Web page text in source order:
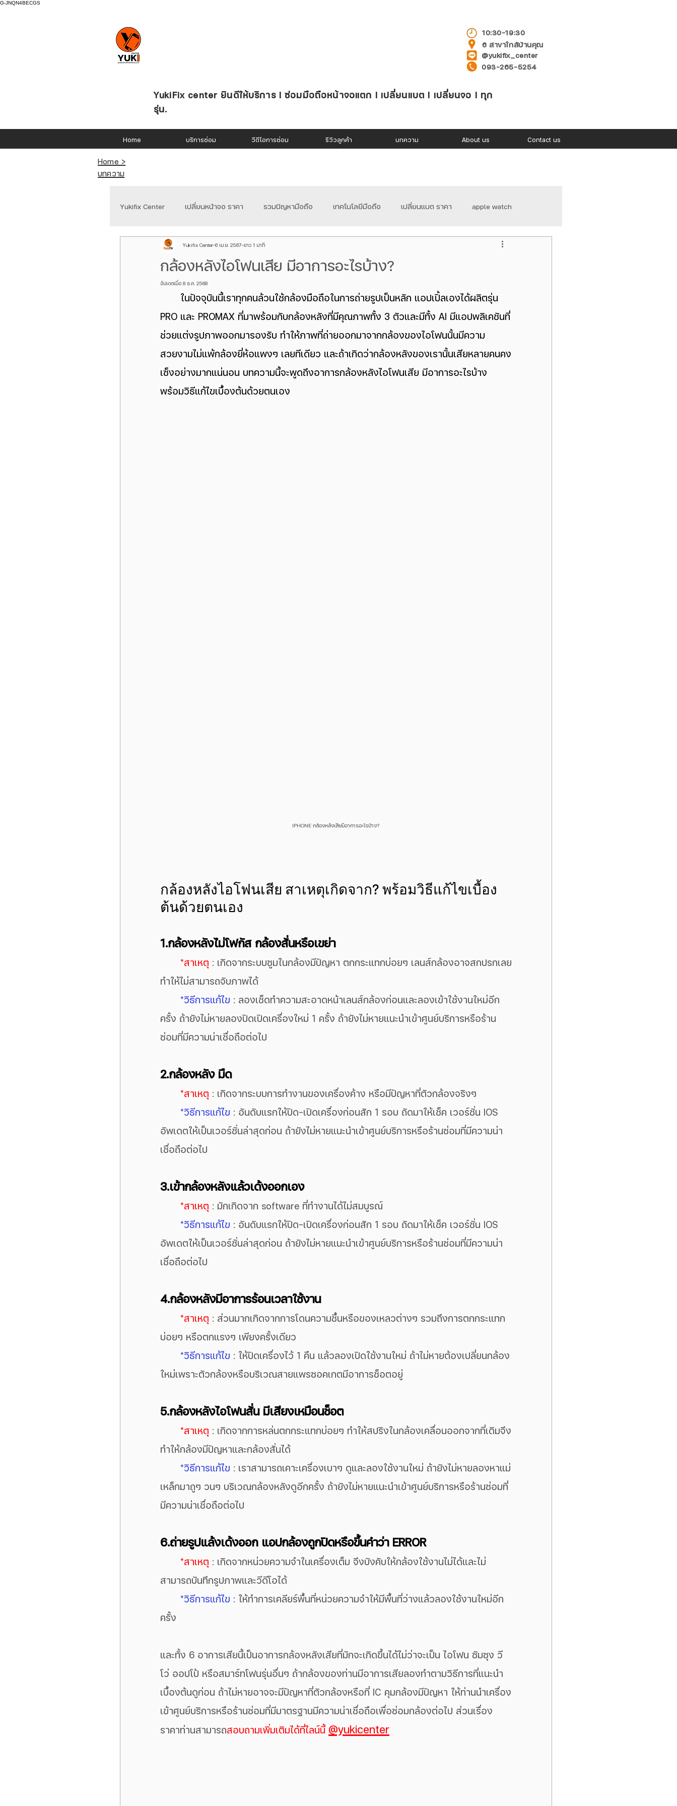
G-JNQN4BECGS
10:30-19:30
6 สาขาใกล้บ้านคุณ
@yukifix_center
093-265-5254
YukiFix center ยินดีให้บริการ l ซ่อมมือถือหน้าจอแตก l เปลี่ยนแบต l เปลี่ยนจอ l ทุก
รุ่น.
Home >
บทความ
Yukifix Center เปลี่ยนหน้าจอ ราคา รวมปัญหามือถือ เทคโนโลยีมือถือ เปลี่ยนแบต ราคา apple watch
Galaxy Z Flip ROG Phone Red Magic
เลนส์กล้องหลัง iPhone
Samsung S Serirs กล้อง iPhone ซ่อม iphone ชาร์จไม่เข้า Macbook OnePlus
กล้องหลังไอโฟนเสีย มีอาการอะไรบ้าง?
Yukifix Center 6 เม.ย. 2567 ยาว 1 นาที
อัปเดตเมื่อ 8 ธ.ค. 2568
ในปัจจุบันนี้เราทุกคนล้วนใช้กล้องมือถือในการถ่ายรูปเป็นหลัก แอปเปิ้ลเองได้ผลิตรุ่น
PRO และ PROMAX ที่มาพร้อมกับกล้องหลังที่มีคุณภาพทั้ง 3 ตัวและมีทั้ง AI มีแอปพลิเคชันที่
ช่วยแต่งรูปภาพออกมารองรับ ทำให้ภาพที่ถ่ายออกมาจากกล้องของไอโฟนนั้นมีความ
สวยงามไม่แพ้กล้องยี่ห้อแพงๆ เลยทีเดียว และถ้าเกิดว่ากล้องหลังของเรานั้นเสียหลายคนคง
เซ็งอย่างมากแน่นอน บทความนี้จะพูดถึงอาการกล้องหลังไอโฟนเสีย มีอาการอะไรบ้าง
พร้อมวิธีแก้ไขเบื้องต้นด้วยตนเอง
IPHONE กล้องหลังเสียมีอาการอะไรบ้าง?
กล้องหลังไอโฟนเสีย สาเหตุเกิดจาก? พร้อมวิธีแก้ไขเบื้อง
ต้นด้วยตนเอง
1.กล้องหลังไม่โฟกัส กล้องสั่นหรือเขย่า
*สาเหตุ : เกิดจากระบบซูมในกล้องมีปัญหา ตกกระแทกบ่อยๆ เลนส์กล้องอาจสกปรกเลย
ทำให้ไม่สามารถจับภาพได้
*วิธีการแก้ไข : ลองเช็ดทำความสะอาดหน้าเลนส์กล้องก่อนและลองเข้าใช้งานใหม่อีก
ครั้ง ถ้ายังไม่หายลองปิดเปิดเครื่องใหม่ 1 ครั้ง ถ้ายังไม่หายแนะนำเข้าศูนย์บริการหรือร้าน
ซ่อมที่มีความน่าเชื่อถือต่อไป
2.กล้องหลัง มืด
*สาเหตุ : เกิดจากระบบการทำงานของเครื่องค้าง หรือมีปัญหาที่ตัวกล้องจริงๆ
*วิธีการแก้ไข : อันดับแรกให้ปิด-เปิดเครื่องก่อนสัก 1 รอบ ถัดมาให้เช็ค เวอร์ชั่น IOS
อัพเดตให้เป็นเวอร์ชั่นล่าสุดก่อน ถ้ายังไม่หายแนะนำเข้าศูนย์บริการหรือร้านซ่อมที่มีความน่า
เชื่อถือต่อไป
3.เข้ากล้องหลังแล้วเด้งออกเอง
*สาเหตุ : มักเกิดจาก software ที่ทำงานได้ไม่สมบูรณ์
*วิธีการแก้ไข : อันดับแรกให้ปิด-เปิดเครื่องก่อนสัก 1 รอบ ถัดมาให้เช็ค เวอร์ชั่น IOS
อัพเดตให้เป็นเวอร์ชั่นล่าสุดก่อน ถ้ายังไม่หายแนะนำเข้าศูนย์บริการหรือร้านซ่อมที่มีความน่า
เชื่อถือต่อไป
4.กล้องหลังมีอาการร้อนเวลาใช้งาน
*สาเหตุ : ส่วนมากเกิดจากการโดนความชื้นหรือของเหลวต่างๆ รวมถึงการตกกระแทก
บ่อยๆ หรือตกแรงๆ เพียงครั้งเดียว
*วิธีการแก้ไข : ให้ปิดเครื่องไว้ 1 คืน แล้วลองเปิดใช้งานใหม่ ถ้าไม่หายต้องเปลี่ยนกล้อง
ใหม่เพราะตัวกล้องหรือบริเวณสายแพรซอคเกตมีอาการช็อตอยู่
5.กล้องหลังไอโฟนสั่น มีเสียงเหมือนช็อต
*สาเหตุ : เกิดจากการหล่นตกกระแทกบ่อยๆ ทำให้สปริงในกล้องเคลื่อนออกจากที่เดิมจึง
ทำให้กล้องมีปัญหาและกล้องสั่นได้
*วิธีการแก้ไข : เราสามารถเคาะเครื่องเบาๆ ดูและลองใช้งานใหม่ ถ้ายังไม่หายลองหาแม่
เหล็กมาถูๆ วนๆ บริเวณกล้องหลังดูอีกครั้ง ถ้ายังไม่หายแนะนำเข้าศูนย์บริการหรือร้านซ่อมที่
มีความน่าเชื่อถือต่อไป
6.ถ่ายรูปแล้งเด้งออก แอปกล้องถูกปิดหรือขึ้นคำว่า ERROR
*สาเหตุ : เกิดจากหน่วยความจำในเครื่องเต็ม จึงบังคับให้กล้องใช้งานไม่ได้และไม่
สามารถบันทึกรูปภาพและวีดีโอได้
*วิธีการแก้ไข : ให้ทำการเคลียร์พื้นที่หน่วยความจำให้มีพื้นที่ว่างแล้วลองใช้งานใหม่อีก
ครั้ง
และทั้ง 6 อาการเสียนี้เป็นอาการกล้องหลังเสียที่มักจะเกิดขึ้นได้ไม่ว่าจะเป็น ไอโฟน ซัมซุง วี
โว่ ออปโป้ หรือสมาร์ทโฟนรุ่นอื่นๆ ถ้ากล้องของท่านมีอาการเสียลองทำตามวิธีการที่แนะนำ
เบื้องต้นดูก่อน ถ้าไม่หายอาจจะมีปัญหาที่ตัวกล้องหรือที่ IC คุมกล้องมีปัญหา ให้ท่านนำเครื่อง
เข้าศูนย์บริการหรือร้านซ่อมที่มีมาตรฐานมีความน่าเชื่อถือเพื่อซ่อมกล้องต่อไป ส่วนเรื่อง
ราคาท่านสามารถสอบถามเพิ่มเติมได้ที่ไลน์นี้ @yukicenter
Home บริการซ่อม วีดีโอการซ่อม รีวิวลูกค้า บทความ About us Contact us